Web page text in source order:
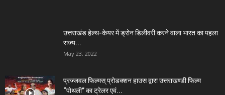
उत्तराखंड हेल्थ-केयर में ड्रोन डिलीवरी करने वाला भारत का पहला
राज्य...
May 23, 2022
प्रज्जवल फिल्मस् प्रोडक्शन हाउस द्वारा उत्तराखण्डी फिल्म
“पोथली” का ट्रेलर एवं...